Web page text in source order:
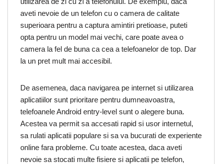
aveti nevoie de un telefon cu o camera de calitate
superioara pentru a captura amintiri pretioase, puteti
opta pentru un model mai vechi, care poate avea o
camera la fel de buna ca cea a telefoanelor de top. Dar
la un pret mult mai accesibil.
De asemenea, daca navigarea pe internet si utilizarea
aplicatiilor sunt prioritare pentru dumneavoastra,
telefoanele Android entry-level sunt o alegere buna.
Acestea va permit sa accesati rapid si usor internetul,
sa rulati aplicatii populare si sa va bucurati de experiente
online fara probleme. Cu toate acestea, daca aveti
nevoie sa stocati multe fisiere si aplicatii pe telefon,